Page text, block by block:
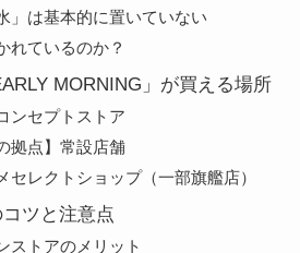
」は基本的に置いていない
れているのか？
MORNING」が買える場所
ンセプトストア
拠点】常設店舗
セレクトショップ（一部旗艦店）
ツと注意点
ストアのメリット